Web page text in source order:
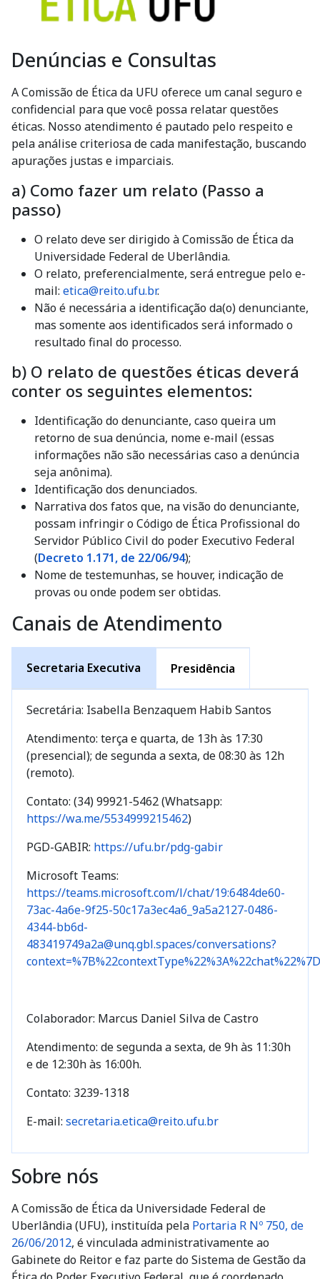
Denúncias e Consultas
A Comissão de Ética da UFU oferece um canal seguro e
confidencial para que você possa relatar questões
éticas. Nosso atendimento é pautado pelo respeito e
pela análise criteriosa de cada manifestação, buscando
apurações justas e imparciais.
a) Como fazer um relato (Passo a
passo)
O relato deve ser dirigido à Comissão de Ética da
Universidade Federal de Uberlândia.
O relato, preferencialmente, será entregue pelo e-
mail: etica@reito.ufu.br.
Não é necessária a identificação da(o) denunciante,
mas somente aos identificados será informado o
resultado final do processo.
b) O relato de questões éticas deverá
conter os seguintes elementos:
Identificação do denunciante, caso queira um
retorno de sua denúncia, nome e-mail (essas
informações não são necessárias caso a denúncia
seja anônima).
Identificação dos denunciados.
Narrativa dos fatos que, na visão do denunciante,
possam infringir o Código de Ética Profissional do
Servidor Público Civil do poder Executivo Federal
(Decreto 1.171, de 22/06/94);
Nome de testemunhas, se houver, indicação de
provas ou onde podem ser obtidas.
Canais de Atendimento
Secretaria Executiva Presidência
Secretária: Isabella Benzaquem Habib Santos
Atendimento: terça e quarta, de 13h às 17:30
(presencial); de segunda a sexta, de 08:30 às 12h
(remoto).
Contato: (34) 99921-5462 (Whatsapp:
https://wa.me/5534999215462)
PGD-GABIR: https://ufu.br/pdg-gabir
Microsoft Teams:
https://teams.microsoft.com/l/chat/19:6484de60-
73ac-4a6e-9f25-50c17a3ec4a6_9a5a2127-0486-
4344-bb6d-
483419749a2a@unq.gbl.spaces/conversations?
context=%7B%22contextType%22%3A%22chat%22%7D
Colaborador: Marcus Daniel Silva de Castro
Atendimento: de segunda a sexta, de 9h às 11:30h
e de 12:30h às 16:00h.
Contato: 3239-1318
E-mail: secretaria.etica@reito.ufu.br
Sobre nós
A Comissão de Ética da Universidade Federal de
Uberlândia (UFU), instituída pela Portaria R Nº 750, de
26/06/2012, é vinculada administrativamente ao
Gabinete do Reitor e faz parte do Sistema de Gestão da